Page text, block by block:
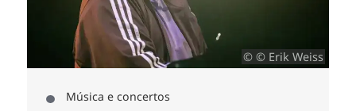
© © Erik Weiss
Música e concertos